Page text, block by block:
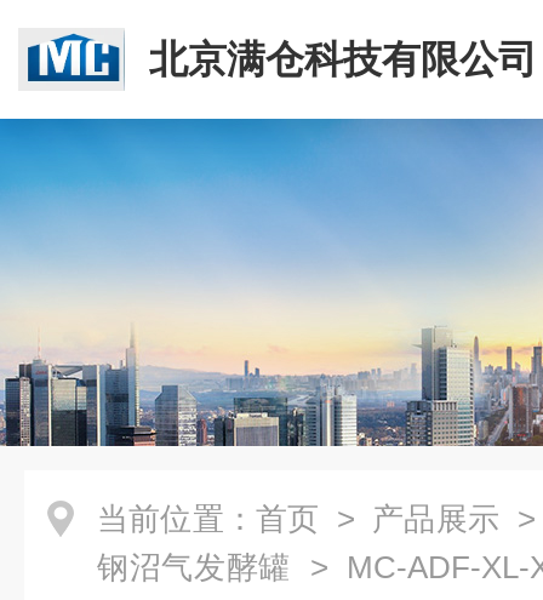
北京满仓科技有限公司
当前位置： 首页 > 产品展示
钢沼气发酵罐 > MC-ADF-XL-